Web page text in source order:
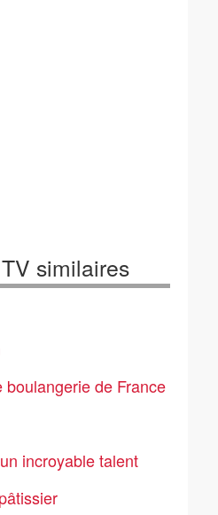
similaires
boulangerie de France
incroyable talent